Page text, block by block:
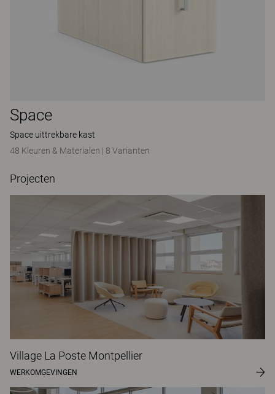
Space
Space uittrekbare kast
48 Kleuren & Materialen | 8 Varianten
Projecten
Village La Poste Montpellier
WERKOMGEVINGEN